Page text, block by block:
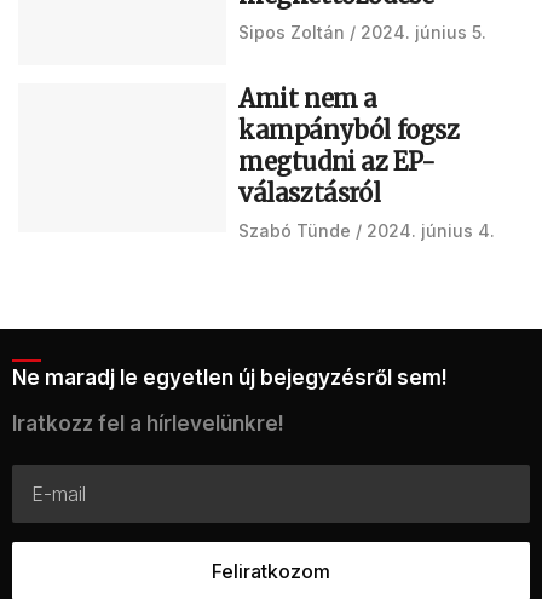
Sipos Zoltán 2024. június 5.
Amit nem a
kampányból fogsz
megtudni az EP-
választásról
Szabó Tünde 2024. június 4.
Ne maradj le egyetlen új bejegyzésről sem!
Iratkozz fel a hírlevelünkre!